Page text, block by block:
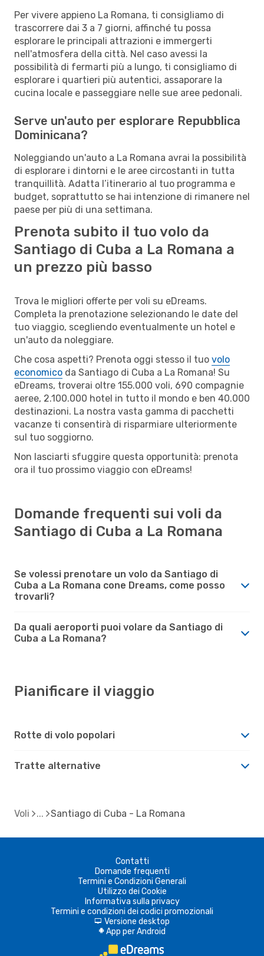
Per vivere appieno La Romana, ti consigliamo di
trascorrere dai 3 a 7 giorni, affinché tu possa
esplorare le principali attrazioni e immergerti
nell'atmosfera della città. Nel caso avessi la
possibilità di fermarti più a lungo, ti consigliamo di
esplorare i quartieri più autentici, assaporare la
cucina locale e passeggiare nelle sue aree pedonali.
Serve un'auto per esplorare Repubblica
Dominicana?
Noleggiando un'auto a La Romana avrai la possibilità
di esplorare i dintorni e le aree circostanti in tutta
tranquillità. Adatta l’itinerario al tuo programma e
budget, soprattutto se hai intenzione di rimanere nel
paese per più di una settimana.
Prenota subito il tuo volo da
Santiago di Cuba a La Romana a
un prezzo più basso
Trova le migliori offerte per voli su eDreams.
Completa la prenotazione selezionando le date del
tuo viaggio, scegliendo eventualmente un hotel e
un'auto da noleggiare.
Che cosa aspetti? Prenota oggi stesso il tuo volo
economico da Santiago di Cuba a La Romana! Su
eDreams, troverai oltre 155.000 voli, 690 compagnie
aeree, 2.100.000 hotel in tutto il mondo e ben 40.000
destinazioni. La nostra vasta gamma di pacchetti
vacanze ti consentirà di risparmiare ulteriormente
sul tuo soggiorno.
Non lasciarti sfuggire questa opportunità: prenota
ora il tuo prossimo viaggio con eDreams!
Domande frequenti sui voli da
Santiago di Cuba a La Romana
Se volessi prenotare un volo da Santiago di
Cuba a La Romana cone Dreams, come posso
trovarli?
Da quali aeroporti puoi volare da Santiago di
Cuba a La Romana?
Pianificare il viaggio
Rotte di volo popolari
Tratte alternative
Voli Santiago di Cuba - La Romana
Contatti
Domande frequenti
Termini e Condizioni Generali
Utilizzo dei Cookie
Informativa sulla privacy
Termini e condizioni dei codici promozionali
d Versione desktop
A App per Android